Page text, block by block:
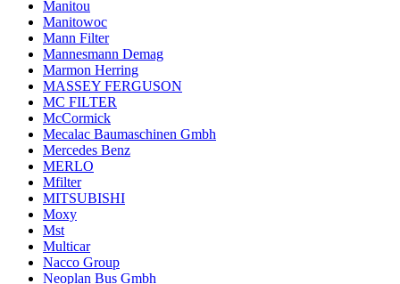
Manitou
Manitowoc
Mann Filter
Mannesmann Demag
Marmon Herring
MASSEY FERGUSON
MC FILTER
McCormick
Mecalac Baumaschinen Gmbh
Mercedes Benz
MERLO
Mfilter
MITSUBISHI
Moxy
Mst
Multicar
Nacco Group
Neoplan Bus Gmbh